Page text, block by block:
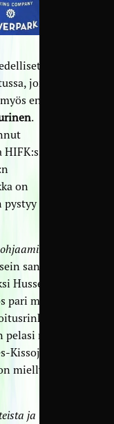
kolme
jonka
entinen
.
jossa
on
pystyy
sekä
sanoo.
Hussein
pari maalia
myös
Kissoja
miellyttänyt
ja uskon